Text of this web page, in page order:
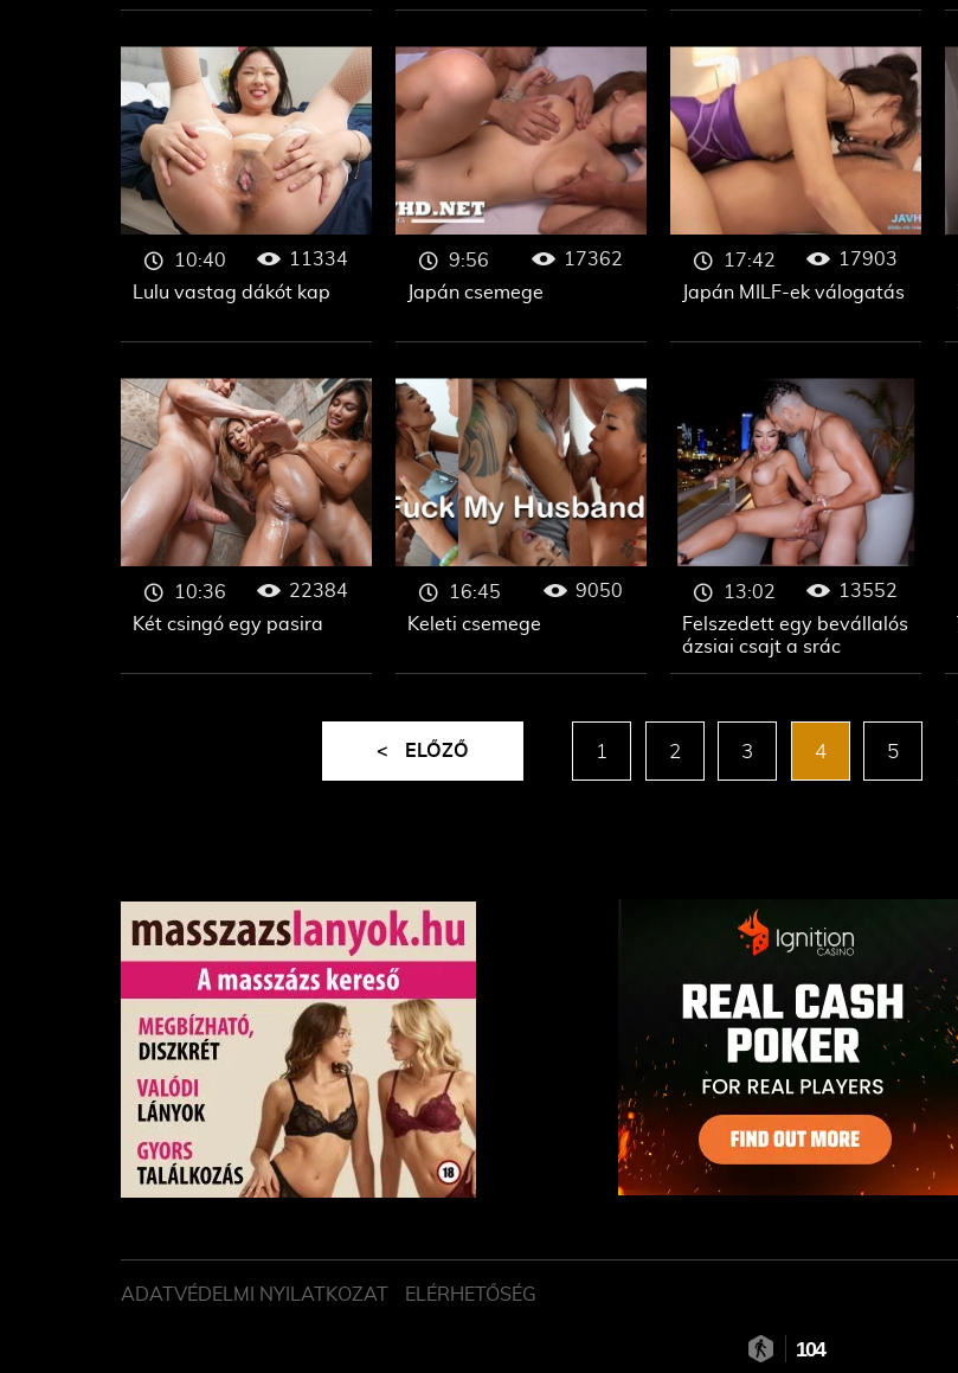
Lulu vastag dákót kap
10:40
11334
Japán csemege
9:56
17362
Japán MILF-ek válogatás
17:42
17903
Két csingó egy pasira
10:36
22384
Keleti csemege
16:45
9050
Felszedett egy bevállalós
ázsiai csajt a srác
13:02
13552
< ELŐZŐ 1 2 3 4 5
ADATVÉDELMI NYILATKOZAT ELÉRHETŐSÉG
104